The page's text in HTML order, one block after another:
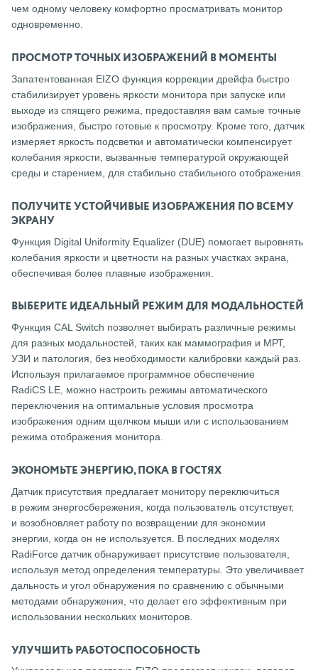
чем одному человеку комфортно просматривать монитор
одновременно.
ПРОСМОТР ТОЧНЫХ ИЗОБРАЖЕНИЙ В МОМЕНТЫ
Запатентованная EIZO функция коррекции дрейфа быстро
стабилизирует уровень яркости монитора при запуске или
выходе из спящего режима, предоставляя вам самые точные
изображения, быстро готовые к просмотру. Кроме того, датчик
измеряет яркость подсветки и автоматически компенсирует
колебания яркости, вызванные температурой окружающей
среды и старением, для стабильно стабильного отображения.
ПОЛУЧИТЕ УСТОЙЧИВЫЕ ИЗОБРАЖЕНИЯ ПО ВСЕМУ
ЭКРАНУ
Функция Digital Uniformity Equalizer (DUE) помогает выровнять
колебания яркости и цветности на разных участках экрана,
обеспечивая более плавные изображения.
ВЫБЕРИТЕ ИДЕАЛЬНЫЙ РЕЖИМ ДЛЯ МОДАЛЬНОСТЕЙ
Функция CAL Switch позволяет выбирать различные режимы
для разных модальностей, таких как маммография и МРТ,
УЗИ и патология, без необходимости калибровки каждый раз.
Используя прилагаемое программное обеспечение
RadiCS LE, можно настроить режимы автоматического
переключения на оптимальные условия просмотра
изображения одним щелчком мыши или с использованием
режима отображения монитора.
ЭКОНОМЬТЕ ЭНЕРГИЮ, ПОКА В ГОСТЯХ
Датчик присутствия предлагает монитору переключиться
в режим энергосбережения, когда пользователь отсутствует,
и возобновляет работу по возвращении для экономии
энергии, когда он не используется. В последних моделях
RadiForce датчик обнаруживает присутствие пользователя,
используя метод определения температуры. Это увеличивает
дальность и угол обнаружения по сравнению с обычными
методами обнаружения, что делает его эффективным при
использовании нескольких мониторов.
УЛУЧШИТЬ РАБОТОСПОСОБНОСТЬ